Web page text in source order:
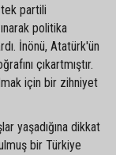
partili
politika
İnönü, Atatürk'ün
çıkartmıştır.
için bir zihniyet
yaşadığına dikkat
bir Türkiye